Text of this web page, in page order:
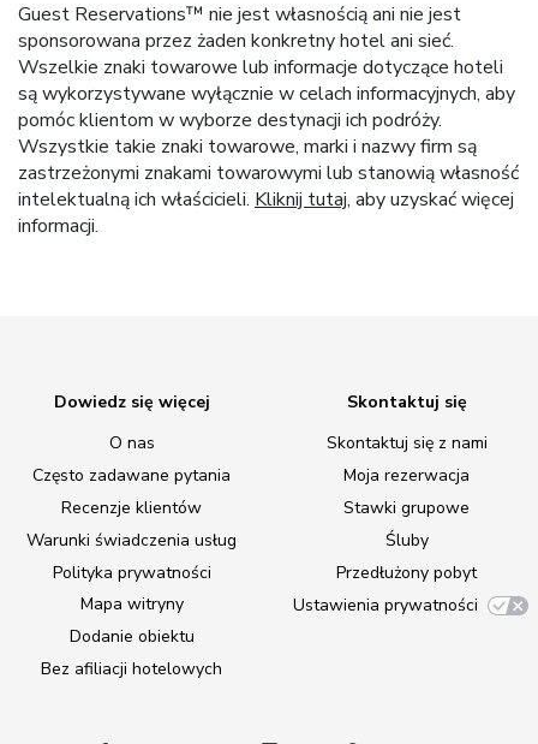
Guest Reservations™ nie jest własnością ani nie jest
sponsorowana przez żaden konkretny hotel ani sieć.
Wszelkie znaki towarowe lub informacje dotyczące hoteli
są wykorzystywane wyłącznie w celach informacyjnych, aby
pomóc klientom w wyborze destynacji ich podróży.
Wszystkie takie znaki towarowe, marki i nazwy firm są
zastrzeżonymi znakami towarowymi lub stanowią własność
intelektualną ich właścicieli. Kliknij tutaj, aby uzyskać więcej
informacji.
Dowiedz się więcej
O nas
Często zadawane pytania
Recenzje klientów
Warunki świadczenia usług
Polityka prywatności
Mapa witryny
Dodanie obiektu
Bez afiliacji hotelowych
Skontaktuj się
Skontaktuj się z nami
Moja rezerwacja
Stawki grupowe
Śluby
Przedłużony pobyt
Ustawienia prywatności